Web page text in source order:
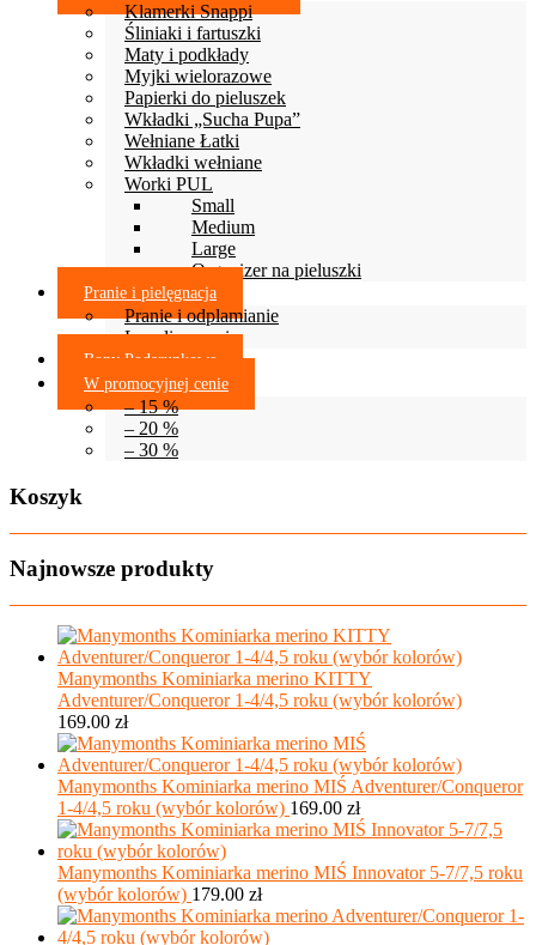
Klamerki Snappi
Śliniaki i fartuszki
Maty i podkłady
Myjki wielorazowe
Papierki do pieluszek
Wkładki „Sucha Pupa”
Wełniane Łatki
Wkładki wełniane
Worki PUL
Small
Medium
Large
Organizer na pieluszki
Pranie i pielęgnacja
Pranie i odplamianie
Lanolinowanie
Bony Podarunkowe
W promocyjnej cenie
– 15 %
– 20 %
– 30 %
Koszyk
Najnowsze produkty
Manymonths Kominiarka merino KITTY
Adventurer/Conqueror 1-4/4,5 roku (wybór kolorów)
169.00 zł
Manymonths Kominiarka merino MIŚ Adventurer/Conqueror
1-4/4,5 roku (wybór kolorów) 169.00 zł
Manymonths Kominiarka merino MIŚ Innovator 5-7/7,5 roku
(wybór kolorów) 179.00 zł